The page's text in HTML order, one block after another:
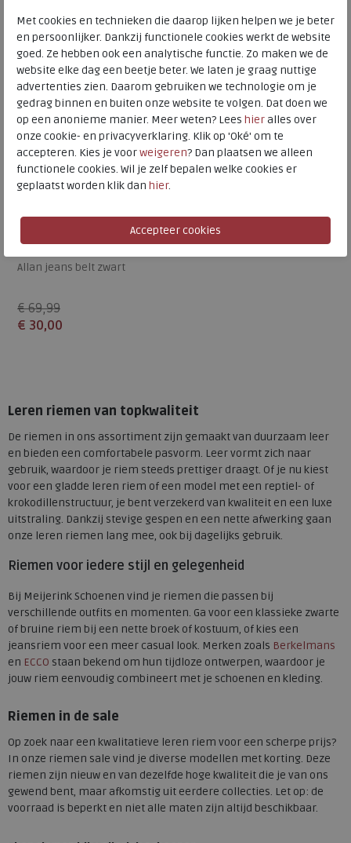
SALE
Allan jeans belt zwart
€ 69,99
€ 30,00
Leren riemen van topkwaliteit
De riemen in ons assortiment zijn gemaakt van duurzaam leer
en bieden een comfortabele pasvorm. Leer vormt zich naar
gebruik, waardoor je riem steeds prettiger draagt. Of je nu kiest
voor een gladde leren riem of een model met een reptiel- of
krokodillenstructuur, je bent verzekerd van kwaliteit en een luxe
uitstraling. Dankzij stevige gespen en een nette afwerking gaan
onze leren riemen lang mee, ook bij dagelijks gebruik.
Riemen voor iedere stijl en gelegenheid
Bij Meijerink Schoenen vind je riemen die passen bij
verschillende outfits en momenten. Ga voor een klassieke zwarte
of bruine riem bij een nette broek of kostuum, of kies een
jeansriem voor een meer casual look. Merken zoals Berkelmans
en ECCO staan bekend om hun tijdloze ontwerpen, waardoor je
jouw riem eenvoudig combineert met je schoenen en kleding.
Riemen in de sale
Op zoek naar een kwalitatieve leren riem voor een scherpe prijs?
In onze riemen sale vind je diverse modellen met korting. Deze
riemen zijn nieuw en van dezelfde hoge kwaliteit die je van ons
gewend bent, maar afkomstig uit eerdere collecties. Let op: de
voorraad is beperkt en niet alle maten zijn altijd beschikbaar.
Met cookies en technieken die daarop lijken helpen we je beter
en persoonlijker. Dankzij functionele cookies werkt de website
goed. Ze hebben ook een analytische functie. Zo maken we de
website elke dag een beetje beter. We laten je graag nuttige
advertenties zien. Daarom gebruiken we technologie om je
gedrag binnen en buiten onze website te volgen. Dat doen we
op een anonieme manier. Meer weten? Lees hieralles over
onze cookie- en privacyverklaring. Klik op 'Oké' om te
accepteren. Kies je voorweigeren? Dan plaatsen we alleen
functionele cookies. Wil je zelf bepalen welke cookies er
geplaatst worden klik dan hier.